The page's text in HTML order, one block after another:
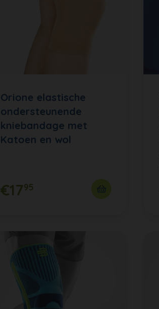
Orione elastische
ondersteunende
kniebandage met
Katoen en wol
€1795